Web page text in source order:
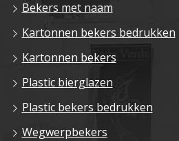
Bekers met naam
Kartonnen bekers bedrukken
Kartonnen bekers
Plastic bierglazen
Plastic bekers bedrukken
Wegwerpbekers